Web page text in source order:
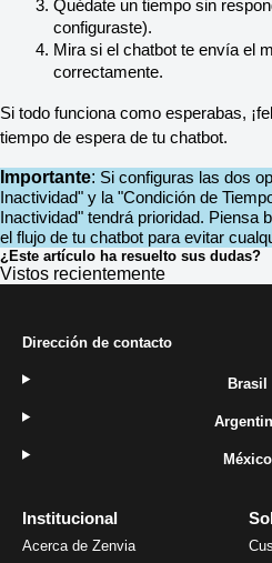
Quédate un tiempo sin
configuraste).
Mira si el chatbot te envía el
correctamente.
Si todo funciona como esperabas,
tiempo de espera de tu chatbot.
Importante: Si configuras las dos
Inactividad" y la "Condición de
Inactividad" tendrá prioridad. Piensa
el flujo de tu chatbot para evitar
¿Este artículo ha resuelto sus dudas?
Vistos recientemente
Institucional
Acerca de Zenvia
Dirección de contacto
Brasil
México